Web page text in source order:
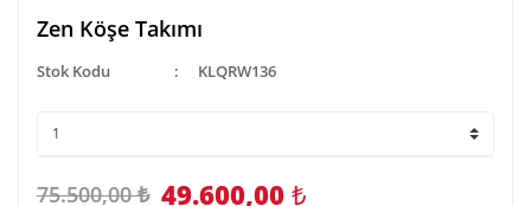
Zen Köşe Takımı
Stok Kodu KLQRW136
75.500,00 ₺ 49.600,00 ₺